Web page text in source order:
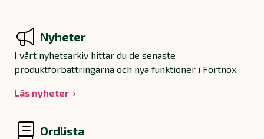
Nyheter
I vårt nyhetsarkiv hittar du de senaste
produktförbättringarna och nya funktioner i Fortnox.
Läs nyheter
Ordlista